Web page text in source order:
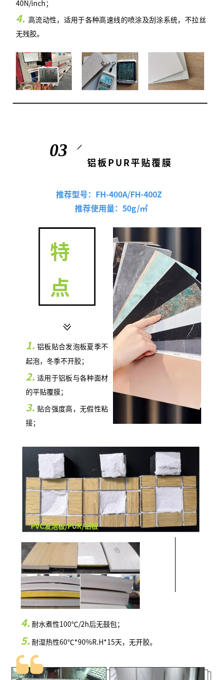
40N/inch；
4. 高流动性，适用于各种高速线的喷涂及刮涂系统，不拉丝
无残胶。
03
铝板PUR平贴覆膜
推荐型号：FH-400A/FH-400Z
推荐使用量：50g/㎡
特
点
1. 铝板贴合发泡板夏季不
起泡，冬季不开胶；
2. 适用于铝板与各种面材
的平贴覆膜；
3. 贴合强度高，无假性粘
接；
PVC发泡板/PUR/铝板
4. 耐水煮性100℃/2h后无鼓包；
5. 耐湿热性60℃*90%R.H*15天，无开胶。